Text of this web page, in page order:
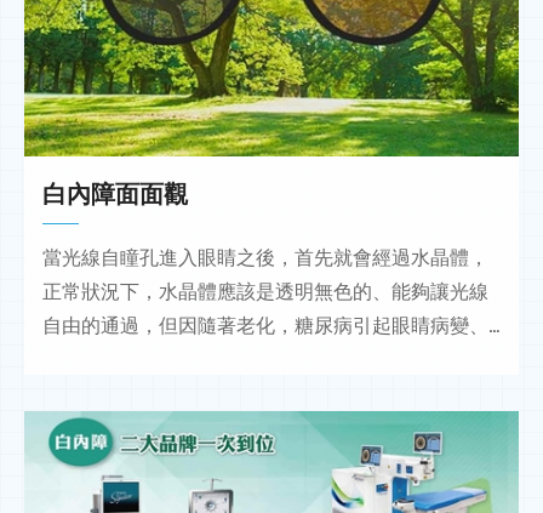
白內障面面觀
當光線自瞳孔進入眼睛之後，首先就會經過水晶體，
正常狀況下，水晶體應該是透明無色的、能夠讓光線
自由的通過，但因隨著老化，糖尿病引起眼睛病變、
的視網膜，就會讓視野變得模糊。